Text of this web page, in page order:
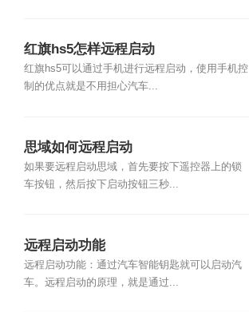
红旗hs5怎样远程启动
红旗hs5可以通过手机进行远程启动，使用手机控
制的优点就是不用担心汽车...
思域如何远程启动
如果要远程启动思域，首先要按下遥控器上的锁
车按钮，然后按下启动按钮三秒...
远程启动功能
远程启动功能：通过汽车智能钥匙就可以启动汽
车。远程启动的原理，就是通过...